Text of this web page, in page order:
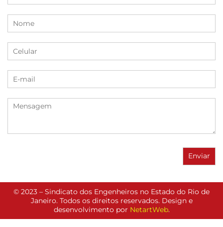
© 2023 – Sindicato dos Engenheiros no Estado do Rio de
Janeiro. Todos os direitos reservados. Design e
desenvolvimento por NetartWeb.